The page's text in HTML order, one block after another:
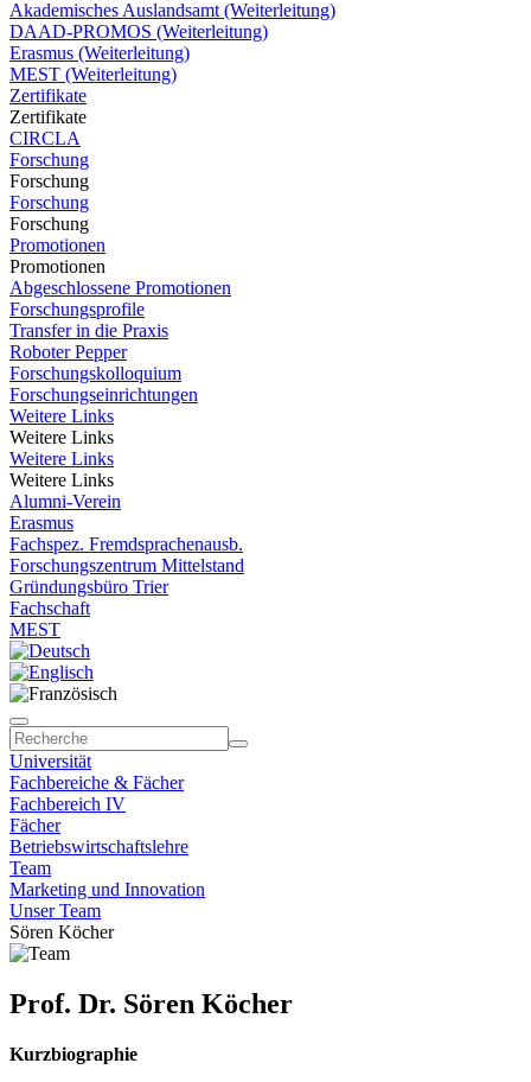
Akademisches Auslandsamt (Weiterleitung)
DAAD-PROMOS (Weiterleitung)
Erasmus (Weiterleitung)
MEST (Weiterleitung)
Zertifikate
Zertifikate
CIRCLA
Forschung
Forschung
Forschung
Forschung
Promotionen
Promotionen
Abgeschlossene Promotionen
Forschungsprofile
Transfer in die Praxis
Roboter Pepper
Forschungskolloquium
Forschungseinrichtungen
Weitere Links
Weitere Links
Weitere Links
Weitere Links
Alumni-Verein
Erasmus
Fachspez. Fremdsprachenausb.
Forschungszentrum Mittelstand
Gründungsbüro Trier
Fachschaft
MEST
Universität
Fachbereiche & Fächer
Fachbereich IV
Fächer
Betriebswirtschaftslehre
Team
Marketing und Innovation
Unser Team
Sören Köcher
Prof. Dr. Sören Köcher
Kurzbiographie